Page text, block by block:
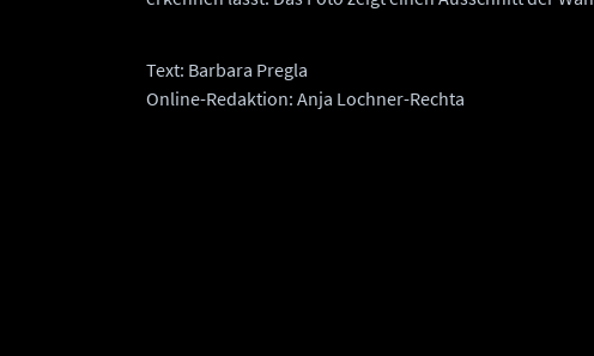
Text: Barbara Pregla
Online-Redaktion: Anja Lochner-Rechta